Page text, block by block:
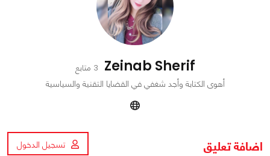
Zeinab Sherif 3 متابع
أهوى الكتابة وأجد شغفي في القضايا التقنية والسياسية
اضافة تعليق تسجيل الدخول